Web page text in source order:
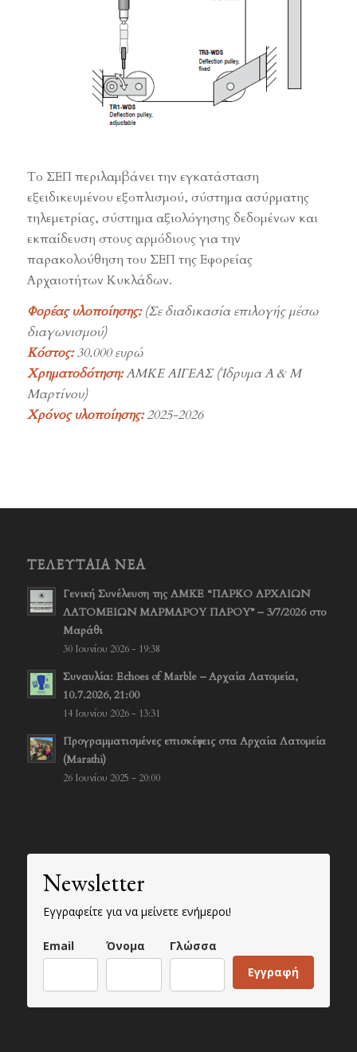
Το ΣΕΠ περιλαμβάνει την εγκατάσταση
εξειδικευμένου εξοπλισμού, σύστημα ασύρματης
τηλεμετρίας, σύστημα αξιολόγησης δεδομένων και
εκπαίδευση στους αρμόδιους για την
παρακολούθηση του ΣΕΠ της Εφορείας
Αρχαιοτήτων Κυκλάδων.
Φορέας υλοποίησης:(Σε διαδικασία επιλογής μέσω
διαγωνισμού)
Κόστος:30.000 ευρώ
Χρηματοδότηση:ΑΜΚΕ ΑΙΓΕΑΣ (Ίδρυμα A & M
Μαρτίνου)
Χρόνος υλοποίησης:2025-2026
ΤΕΛΕΥΤΑΊΑ ΝΈΑ
Γενική Συνέλευση της ΑΜΚΕ “ΠΑΡΚΟ ΑΡΧΑΙΩΝ
ΛΑΤΟΜΕΙΩΝ ΜΑΡΜΑΡΟΥ ΠΑΡΟΥ” – 3/7/2026 στο
Μαράθι
30 Ιουνίου 2026 - 19:38
Συναυλία: Echoes of Marble – Αρχαία Λατομεία,
10.7.2026, 21:00
14 Ιουνίου 2026 - 13:31
Προγραμματισμένες επισκέψεις στα Αρχαία Λατομεία
(Marathi)
26 Ιουνίου 2025 - 20:00
Newsletter
Εγγραφείτε για να μείνετε ενήμεροι!
Email Όνομα
Γλώσσα
Εγγραφή